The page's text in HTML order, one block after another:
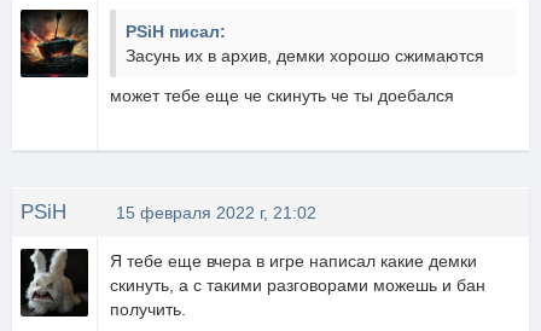
PSiH писал:
Засунь их в архив, демки хорошо сжимаются
может тебе еще че скинуть че ты доебался
PSiH 15 февраля 2022 г, 21:02
Я тебе еще вчера в игре написал какие демки
скинуть, а с такими разговорами можешь и бан
получить.